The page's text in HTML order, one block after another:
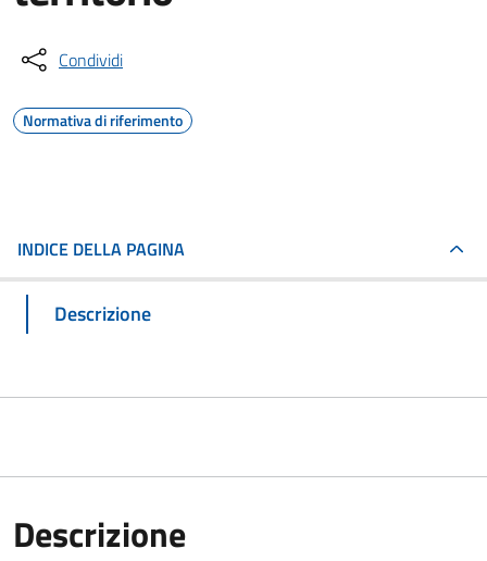
Condividi
Normativa di riferimento
INDICE DELLA PAGINA
Descrizione
Descrizione